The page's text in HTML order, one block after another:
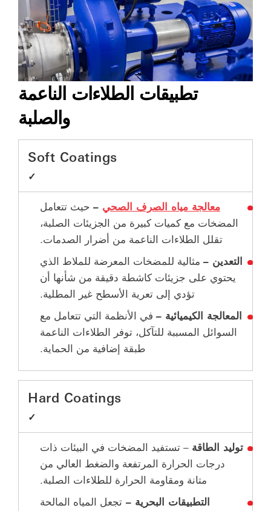
تطبيقات الطلاءات الناعمة
والصلبة
Soft Coatings
✓
معالجة مياه الصرف الصحي – حيث تتعامل
المضخات مع كميات كبيرة من الجزيئات الصلبة،
تقلل الطلاءات الناعمة من أضرار الصدمات.
التعدين – مثالية للمضخات المعرضة للملاط الذي
يحتوي على جزيئات كاشطة دقيقة من شأنها أن
تؤدي إلى تعرية الأسطح غير المطلية.
المعالجة الكيميائية – في الأنظمة التي تتعامل مع
السوائل المسببة للتآكل، توفر الطلاءات الناعمة
طبقة إضافية من الحماية.
Hard Coatings
✓
توليد الطاقة – تستفيد المضخات في البيئات ذات
درجات الحرارة المرتفعة والضغط العالي من
متانة ومقاومة الحرارة للطلاءات الصلبة.
التطبيقات البحرية – تجعل المياه المالحة